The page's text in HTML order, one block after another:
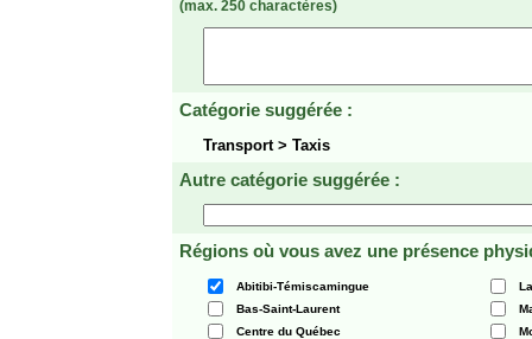
(max. 250 charactères)
Catégorie suggérée :
Transport > Taxis
Autre catégorie suggérée :
Régions où vous avez une présence
Abitibi-Témiscamingue
Bas-Saint-Laurent
Centre du Québec